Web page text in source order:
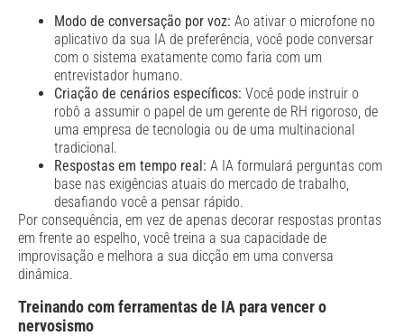
Modo de conversação por voz: Ao ativar o microfone no
aplicativo da sua IA de preferência, você pode conversar
com o sistema exatamente como faria com um
entrevistador humano.
Criação de cenários específicos: Você pode instruir o
robô a assumir o papel de um gerente de RH rigoroso, de
uma empresa de tecnologia ou de uma multinacional
tradicional.
Respostas em tempo real: A IA formulará perguntas com
base nas exigências atuais do mercado de trabalho,
desafiando você a pensar rápido.
Por consequência, em vez de apenas decorar respostas prontas
em frente ao espelho, você treina a sua capacidade de
improvisação e melhora a sua dicção em uma conversa
dinâmica.
Treinando com ferramentas de IA para vencer o
nervosismo